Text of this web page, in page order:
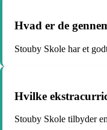
Hvad er de
Stouby Skole har et
Hvilke
Stouby Skole tilbyder